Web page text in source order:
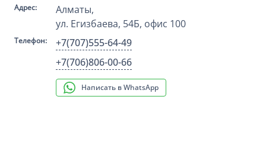
Адрес: Алматы,
ул. Егизбаева, 54Б, офис 100
Телефон:
+7(707)555-64-49
+7(706)806-00-66
Написать в WhatsApp